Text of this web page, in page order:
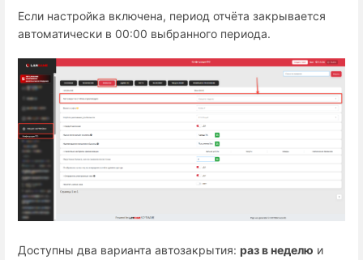
Если настройка включена, период отчёта закрывается
автоматически в 00:00 выбранного периода.
Доступны два варианта автозакрытия: раз в неделю и